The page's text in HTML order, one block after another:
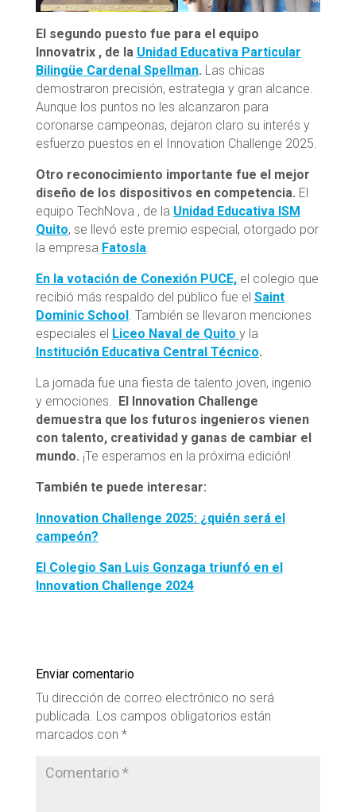
El segundo puesto fue para el equipo
Innovatrix , de la Unidad Educativa Particular
Bilingüe Cardenal Spellman. Las chicas
demostraron precisión, estrategia y gran alcance.
Aunque los puntos no les alcanzaron para
coronarse campeonas, dejaron claro su interés y
esfuerzo puestos en el Innovation Challenge 2025.
Otro reconocimiento importante fue el mejor
diseño de los dispositivos en competencia. El
equipo TechNova , de la Unidad Educativa ISM
Quito, se llevó este premio especial, otorgado por
la empresa Fatosla.
En la votación de Conexión PUCE,el colegio que
recibió más respaldo del público fue el Saint
Dominic School. También se llevaron menciones
especiales el Liceo Naval de Quito y la
Institución Educativa Central Técnico.
La jornada fue una fiesta de talento joven, ingenio
y emociones. El Innovation Challenge
demuestra que los futuros ingenieros vienen
con talento, creatividad y ganas de cambiar el
mundo. ¡Te esperamos en la próxima edición!
También te puede interesar:
Innovation Challenge 2025: ¿quién será el
campeón?
El Colegio San Luis Gonzaga triunfó en el
Innovation Challenge 2024
Enviar comentario
Tu dirección de correo electrónico no será
publicada. Los campos obligatorios están
marcados con *